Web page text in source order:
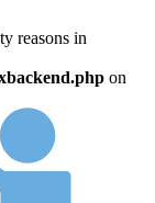
reasons in
on